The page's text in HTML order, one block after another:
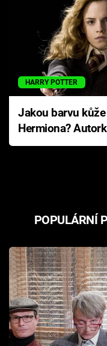
HARRY POTTER
Jakou barvu
Hermiona?
Pottera přišla s
POPULÁRNÍ